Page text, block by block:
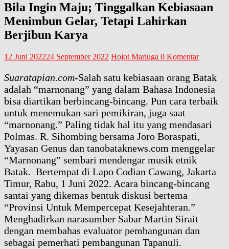
Bila Ingin Maju; Tinggalkan Kebiasaan
Menimbun Gelar, Tetapi Lahirkan
Berjibun Karya
12 Juni 202224 September 2022 Hojot Marluga 0 Komentar
Suaratapian.com-Salah satu kebiasaan orang Batak
adalah “marnonang” yang dalam Bahasa Indonesia
bisa diartikan berbincang-bincang. Pun cara terbaik
untuk menemukan sari pemikiran, juga saat
“marnonang.” Paling tidak hal itu yang mendasari
Polmas. R. Sihombing bersama Joro Boraspati,
Yayasan Genus dan tanobataknews.com menggelar
“Marnonang” sembari mendengar musik etnik
Batak. Bertempat di Lapo Codian Cawang, Jakarta
Timur, Rabu, 1 Juni 2022. Acara bincang-bincang
santai yang dikemas bentuk diskusi bertema
“Provinsi Untuk Mempercepat Kesejahteran.”
Menghadirkan narasumber Sabar Martin Sirait
dengan membahas evaluator pembangunan dan
sebagai pemerhati pembangunan Tapanuli.